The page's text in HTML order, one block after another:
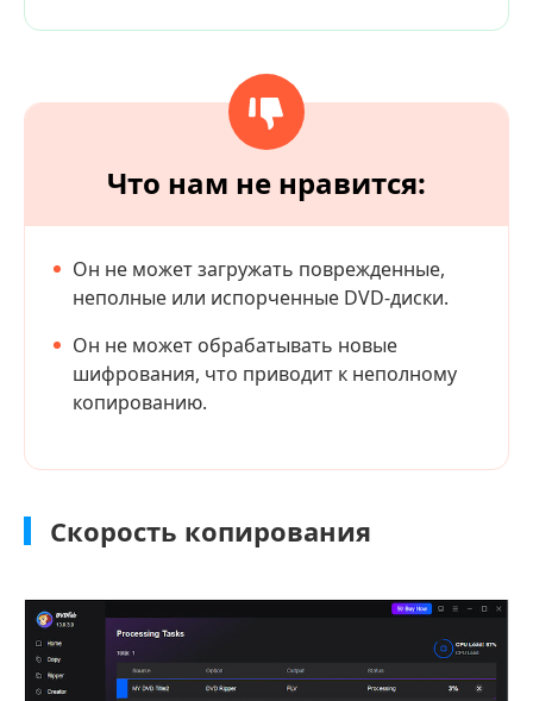
Что нам не нравится:
Он не может загружать поврежденные,
неполные или испорченные DVD-диски.
Он не может обрабатывать новые
шифрования, что приводит к неполному
копированию.
Скорость копирования